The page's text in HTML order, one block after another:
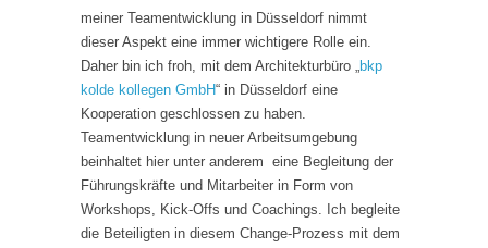
meiner Teamentwicklung in Düsseldorf nimmt
dieser Aspekt eine immer wichtigere Rolle ein.
Daher bin ich froh, mit dem Architekturbüro „bkp
kolde kollegen GmbH“ in Düsseldorf eine
Kooperation geschlossen zu haben.
Teamentwicklung in neuer Arbeitsumgebung
beinhaltet hier unter anderem eine Begleitung der
Führungskräfte und Mitarbeiter in Form von
Workshops, Kick-Offs und Coachings. Ich begleite
die Beteiligten in diesem Change-Prozess mit dem